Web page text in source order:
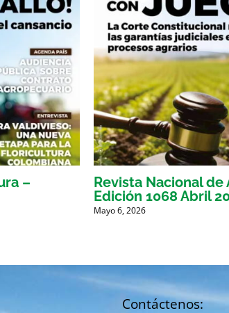
–
Revista Nacional
Edición 1068 Abril
Mayo 6, 2026
Contáctenos: